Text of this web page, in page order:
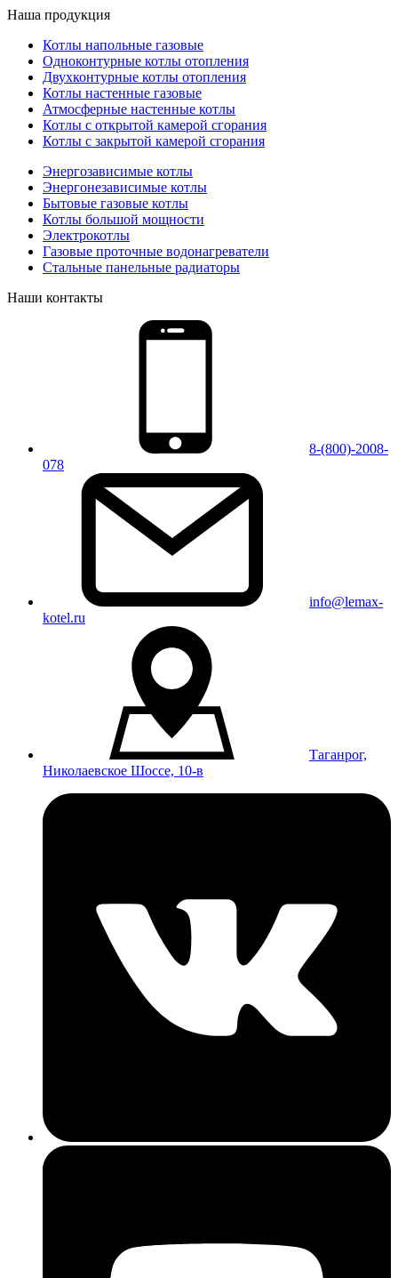
Наша продукция
Котлы напольные газовые
Одноконтурные котлы отопления
Двухконтурные котлы отопления
Котлы настенные газовые
Атмосферные настенные котлы
Котлы с открытой камерой сгорания
Котлы с закрытой камерой сгорания
Энергозависимые котлы
Энергонезависимые котлы
Бытовые газовые котлы
Котлы большой мощности
Электрокотлы
Газовые проточные водонагреватели
Стальные панельные радиаторы
Наши контакты
8-(800)-2008-
078
info@lemax-
kotel.ru
Таганрог,
Николаевское Шоссе, 10-в